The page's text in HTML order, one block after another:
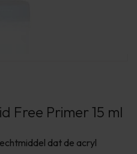
Free Primer 15 ml
dat de acryl